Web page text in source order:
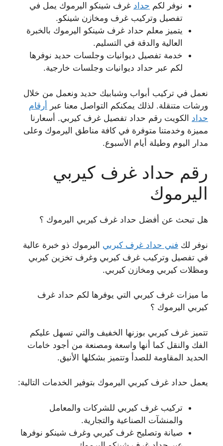
نوفر لكم حداد غرف شينكو اليرموك يمل في
تفصيل وتركيب غرف ومخازن شينكو.
يتميز معلم حداد غرف شينكو اليرموك بالخبرة
العالية والدقة في التسليم.
خدمة تفصيل ديوانيات وجلسات حديد نوفرها
لكم عبر حداد ديوانيات وجلسات خارجية.
نعمل في تركيب أبواب وشبابيك حديد ونعمل من خلال
ورشات متنقلة. لذلك يمكنكم التواصل معنا عبر أرقام
حداد الكويت رقم حداد تفصيل غرف كيربي. أسعارنا
مميزة وخدمتنا متوفرة في كافة مناطق اليرموك وعلى
مدار اليوم وطيلة أيام الأسبوع.
رقم حداد غرف كيربي
اليرموك
هل تبحث عن أفضل حداد غرف كيربي اليرموك ؟
نوفر لك فني حداد غرف كيربي اليرموك ذو خبرة عالية
في تفصيل وتركيب غرف كيربي وغرف تخزين كيربي
ومظلات كيربي ومخازن كيربي.
ما ميزات غرف كيربي التي يوفرها لكم حداد غرف
كيربي اليرموك ؟
تتميز غرف كيربي بوزنها الخفيف والتي تسهل عليكم
الفك والنقل كما أنها واسعة ومصنعة من أجود خامات
الحديد المقاومة للصدأ وتتميز بشكلها الأنيق.
يعمل حداد غرف كيربي اليرموك بتوفير الخدمات التالية:
تركيب غرف كيربي للشركات والمعامل
والمنشآت الصناعية والتجارية.
صيانة وتصليح غرف كيربي وغرف شينكو نوفرها